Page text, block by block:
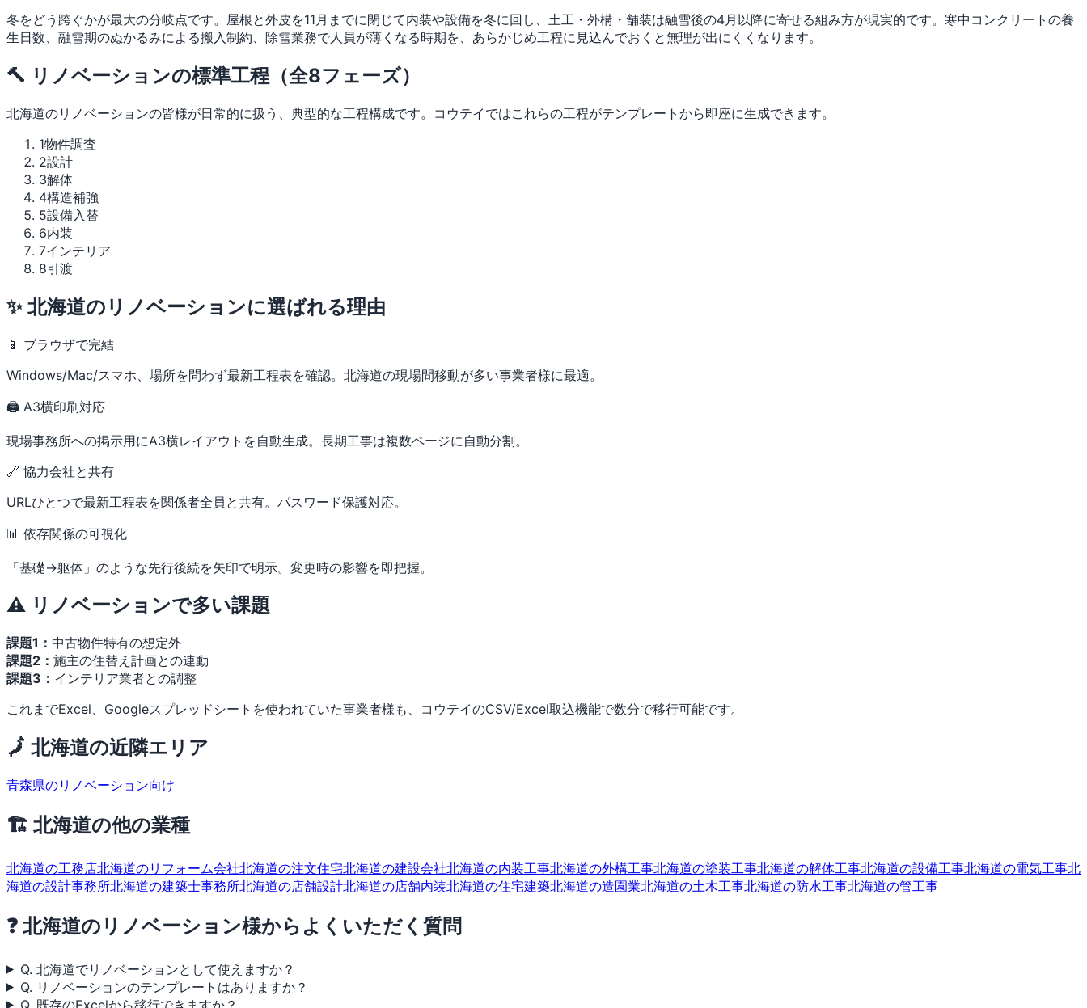
冬をどう跨ぐかが最大の分岐点です。屋根と外皮を11月までに閉じて内装や設備を冬に回し、土工・外構・舗装は融雪後の4月以降に寄せる組み方が現実的です。寒中コンクリートの養
生日数、融雪期のぬかるみによる搬入制約、除雪業務で人員が薄くなる時期を、あらかじめ工程に見込んでおくと無理が出にくくなります。
🔨 リノベーションの標準工程（全8フェーズ）
北海道のリノベーションの皆様が日常的に扱う、典型的な工程構成です。コウテイではこれらの工程がテンプレートから即座に生成できます。
1物件調査
2設計
3解体
4構造補強
5設備入替
6内装
7インテリア
8引渡
✨ 北海道のリノベーションに選ばれる理由
📱 ブラウザで完結
Windows/Mac/スマホ、場所を問わず最新工程表を確認。北海道の現場間移動が多い事業者様に最適。
🖨 A3横印刷対応
現場事務所への掲示用にA3横レイアウトを自動生成。長期工事は複数ページに自動分割。
🔗 協力会社と共有
URLひとつで最新工程表を関係者全員と共有。パスワード保護対応。
📊 依存関係の可視化
「基礎→躯体」のような先行後続を矢印で明示。変更時の影響を即把握。
⚠️ リノベーションで多い課題
課題1： 中古物件特有の想定外
課題2： 施主の住替え計画との連動
課題3： インテリア業者との調整
これまでExcel、Googleスプレッドシートを使われていた事業者様も、コウテイのCSV/Excel取込機能で数分で移行可能です。
🗾 北海道の近隣エリア
青森県のリノベーション向け
🏗 北海道の他の業種
北海道の工務店北海道のリフォーム会社北海道の注文住宅北海道の建設会社北海道の内装工事北海道の外構工事北海道の塗装工事北海道の解体工事北海道の設備工事北海道の電気工事北
海道の設計事務所北海道の建築士事務所北海道の店舗設計北海道の店舗内装北海道の住宅建築北海道の造園業北海道の土木工事北海道の防水工事北海道の管工事
❓ 北海道のリノベーション様からよくいただく質問
Q. 北海道でリノベーションとして使えますか？
Q. リノベーションのテンプレートはありますか？
Q. 既存のExcelから移行できますか？